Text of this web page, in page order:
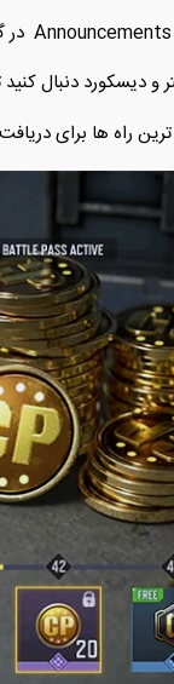
دیسکورد دنبال
راه ‌ها برای